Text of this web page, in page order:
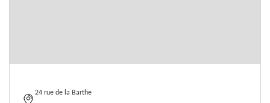
24 rue de la Barthe